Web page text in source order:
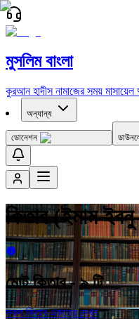
মুসলিম বাংলা
কুরআন হাদীস নামাজের সময় মাসায়েল
অন্যান্য
ডোনেশন
কিতাব (ইমাম ইবনু
মোট কিতাব -৯টি
সকল কিতাব একত্রে দেখুন